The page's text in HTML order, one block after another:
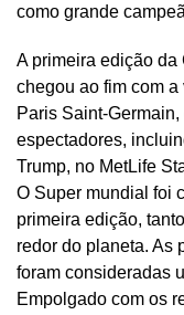
como grande
A primeira edição
chegou ao fim com
Paris Saint-
espectadores,
Trump, no MetLife
O Super mundial foi
primeira edição,
redor do planeta. As
foram consideradas
Empolgado com os